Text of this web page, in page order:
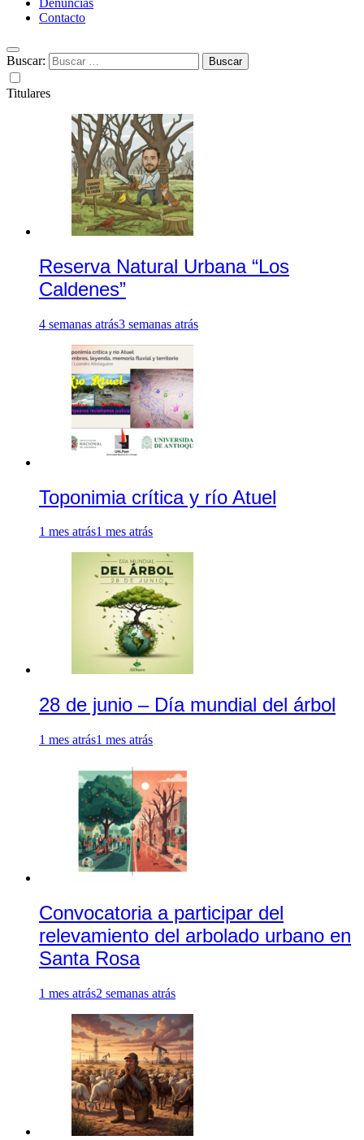
Contacto
Buscar:
Titulares
Reserva Natural Urbana “Los
Caldenes”
4 semanas atrás3 semanas atrás
Toponimia crítica y río Atuel
1 mes atrás1 mes atrás
28 de junio – Día mundial del árbol
1 mes atrás1 mes atrás
Convocatoria a participar del
relevamiento del arbolado urbano en
Santa Rosa
1 mes atrás2 semanas atrás